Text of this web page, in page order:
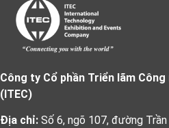
Công ty Cổ phần Triển lãm
(ITEC)
Địa chỉ: Số 6, ngõ 107, đường